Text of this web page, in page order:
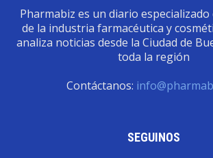
Pharmabiz es un diario
de la industria farmacéutica y
analiza noticias desde la Ciudad de
toda la región
Contáctanos:
SEGUINOS